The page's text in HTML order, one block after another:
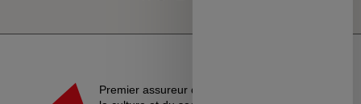
Premier assureur du monde de l’éducation, de